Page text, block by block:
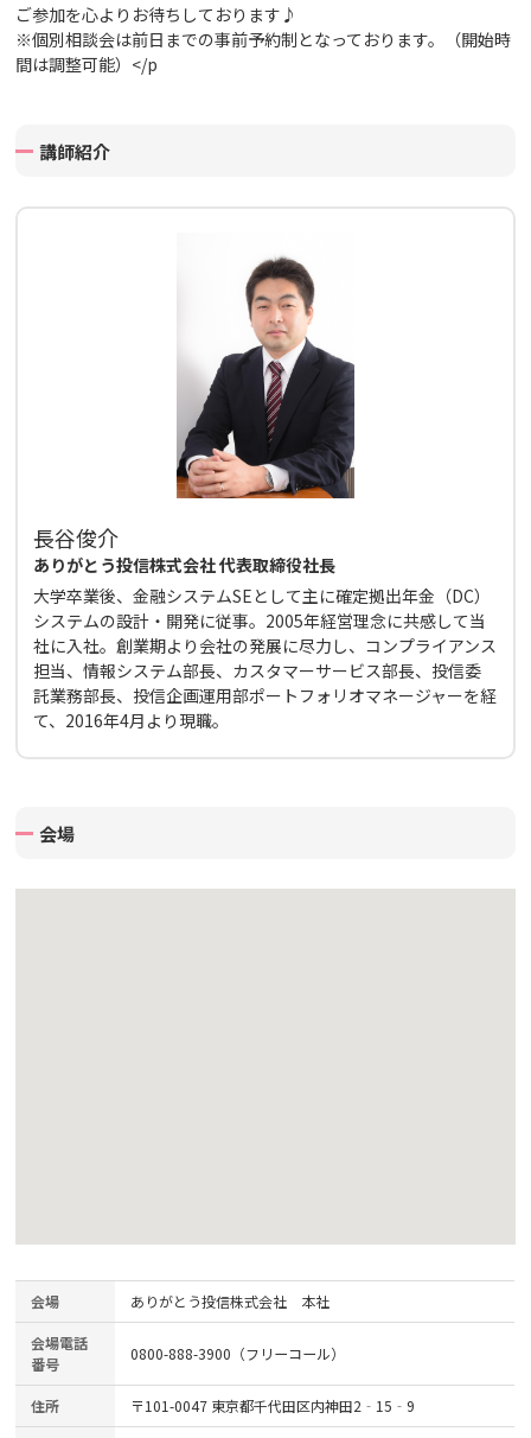
ご参加を心よりお待ちしております♪
※個別相談会は前日までの事前予約制となっております。（開始時
間は調整可能） </p
講師紹介
長谷俊介
ありがとう投信株式会社 代表取締役社長
大学卒業後、金融システムSEとして主に確定拠出年金（DC）
システムの設計・開発に従事。2005年経営理念に共感して当
社に入社。創業期より会社の発展に尽力し、コンプライアンス
担当、情報システム部長、カスタマーサービス部長、投信委
託業務部長、投信企画運用部ポートフォリオマネージャーを経
て、2016年4月より現職。
会場
会場 ありがとう投信株式会社 本社
会場電話
番号
0800-888-3900（フリーコール）
住所 〒101-0047 東京都千代田区内神田2‐15‐9